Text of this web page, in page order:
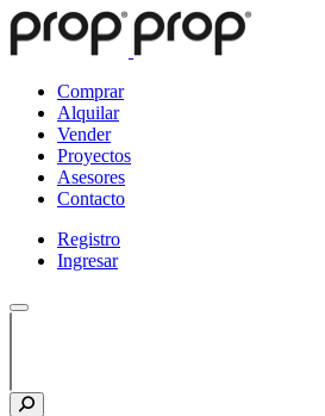
Comprar
Alquilar
Vender
Proyectos
Asesores
Contacto
Registro
Ingresar